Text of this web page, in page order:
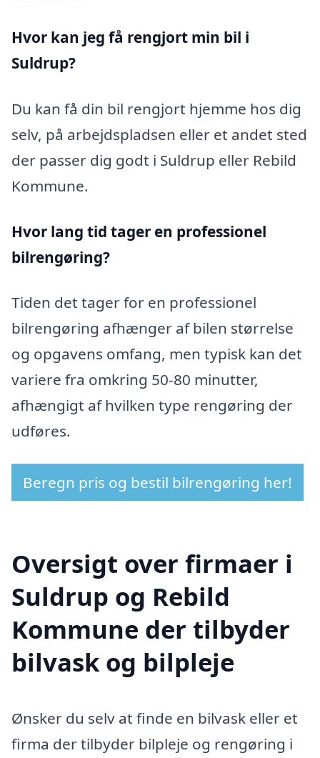
Hvor kan jeg få rengjort min bil i
Suldrup?
Du kan få din bil rengjort hjemme hos dig
selv, på arbejdspladsen eller et andet sted
der passer dig godt i Suldrup eller Rebild
Kommune.
Hvor lang tid tager en professionel
bilrengøring?
Tiden det tager for en professionel
bilrengøring afhænger af bilen størrelse
og opgavens omfang, men typisk kan det
variere fra omkring 50-80 minutter,
afhængigt af hvilken type rengøring der
udføres.
Beregn pris og bestil bilrengøring her!
Oversigt over firmaer i
Suldrup og Rebild
Kommune der tilbyder
bilvask og bilpleje
Ønsker du selv at finde en bilvask eller et
firma der tilbyder bilpleje og rengøring i